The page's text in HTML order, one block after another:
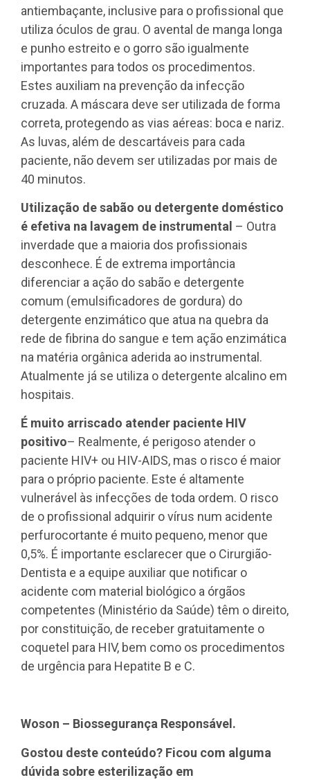
antiembaçante, inclusive para o profissional que
utiliza óculos de grau. O avental de manga longa
e punho estreito e o gorro são igualmente
importantes para todos os procedimentos.
Estes auxiliam na prevenção da infecção
cruzada. A máscara deve ser utilizada de forma
correta, protegendo as vias aéreas: boca e nariz.
As luvas, além de descartáveis para cada
paciente, não devem ser utilizadas por mais de
40 minutos.
Utilização de sabão ou detergente doméstico
é efetiva na lavagem de instrumental – Outra
inverdade que a maioria dos profissionais
desconhece. É de extrema importância
diferenciar a ação do sabão e detergente
comum (emulsificadores de gordura) do
detergente enzimático que atua na quebra da
rede de fibrina do sangue e tem ação enzimática
na matéria orgânica aderida ao instrumental.
Atualmente já se utiliza o detergente alcalino em
hospitais.
É muito arriscado atender paciente HIV
positivo– Realmente, é perigoso atender o
paciente HIV+ ou HIV-AIDS, mas o risco é maior
para o próprio paciente. Este é altamente
vulnerável às infecções de toda ordem. O risco
de o profissional adquirir o vírus num acidente
perfurocortante é muito pequeno, menor que
0,5%. É importante esclarecer que o Cirurgião-
Dentista e a equipe auxiliar que notificar o
acidente com material biológico a órgãos
competentes (Ministério da Saúde) têm o direito,
por constituição, de receber gratuitamente o
coquetel para HIV, bem como os procedimentos
de urgência para Hepatite B e C.
Woson – Biossegurança Responsável.
Gostou deste conteúdo? Ficou com alguma
dúvida sobre esterilização em